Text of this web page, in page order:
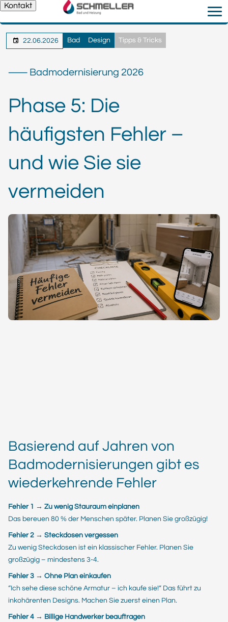
Kontakt
22.06.2026 Bad Design Tipps & Tricks
⸺ Badmodernisierung 2026
Phase 5: Die
häufigsten Fehler –
und wie Sie sie
vermeiden
Basierend auf Jahren von
Badmodernisierungen gibt es
wiederkehrende Fehler
Fehler 1 → Zu wenig Stauraum einplanen
Das bereuen 80 % der Menschen später. Planen Sie großzügig!
Fehler 2 → Steckdosen vergessen
Zu wenig Steckdosen ist ein klassischer Fehler. Planen Sie
großzügig – mindestens 3-4.
Fehler 3 → Ohne Plan einkaufen
“Ich sehe diese schöne Armatur – ich kaufe sie!” Das führt zu
inkohärenten Designs. Machen Sie zuerst einen Plan.
Fehler 4 → Billige Handwerker beauftragen